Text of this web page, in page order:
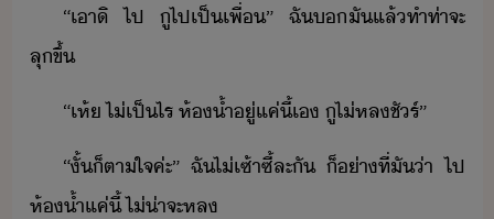
“​เา​ิ​ ​ไป​ ​ู​ไปเป็เพื่​”​ ​ฉั​​ั​แล้​ทำท่า​จะ​
ลุขึ้
“​เห​้​ ​ไ่เป็ไร​ ​ห้้ำ​ู่​แค่ี้​เ​ ​ู​ไ่​หล​ชัร์​”
“​ั้็​ตาใจ​ค่ะ​”​ ​ฉั​ไ่​เซ้าซี้​ละ​ั​ ​็​่าที่​ั​่า​ ​ไป​
ห้้ำ​แค่ี้​ ​ไ่่า​จะ​หล